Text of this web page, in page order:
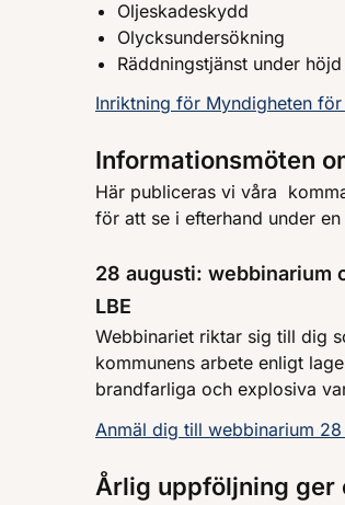
Oljeskadeskydd
Olycksundersökning
Räddningstjänst under
Inriktning för Myndigheten
Informationsmöten
Här publiceras vi våra
för att se i efterhand under
28 augusti: webbinarium
LBE
Webbinariet riktar sig till dig
kommunens arbete enligt
brandfarliga och explosiva
Anmäl dig till webbinarium 28
Årlig uppföljning ger